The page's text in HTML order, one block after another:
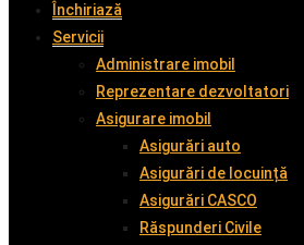
Închiriază
Servicii
Administrare imobil
Reprezentare dezvoltatori
Asigurare imobil
Asigurări auto
Asigurări de locuință
Asigurări CASCO
Răspunderi Civile